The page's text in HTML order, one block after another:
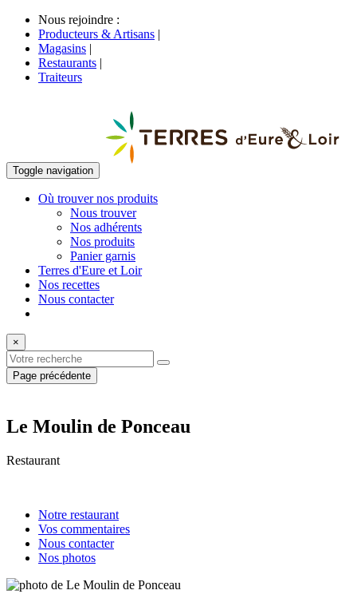
Nous rejoindre :
Producteurs & Artisans |
Magasins |
Restaurants |
Traiteurs
Toggle navigation
Où trouver nos produits
Nous trouver
Nos adhérents
Nos produits
Panier garnis
Terres d'Eure et Loir
Nos recettes
Nous contacter
×
Page précédente
Le Moulin de Ponceau
Restaurant
Notre restaurant
Vos commentaires
Nous contacter
Nos photos